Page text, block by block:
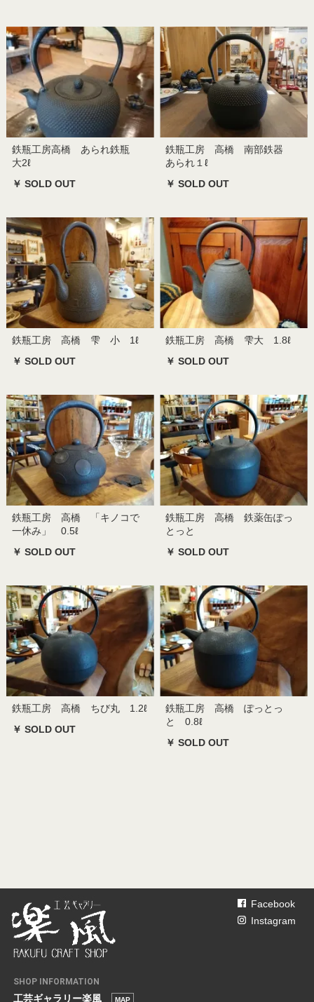
鉄瓶工房高橋 あられ鉄瓶
大2ℓ
￥ SOLD OUT
鉄瓶工房 高橋 南部鉄器
あられ１ℓ
￥ SOLD OUT
鉄瓶工房 高橋 雫 小 1ℓ
￥ SOLD OUT
鉄瓶工房 高橋 雫大 1.8ℓ
￥ SOLD OUT
鉄瓶工房 高橋 「キノコで
一休み」 0.5ℓ
￥ SOLD OUT
鉄瓶工房 高橋 鉄薬缶ぽっ
とっと
￥ SOLD OUT
鉄瓶工房 高橋 ちび丸 1.2ℓ
￥ SOLD OUT
鉄瓶工房 高橋 ぽっとっ
と 0.8ℓ
￥ SOLD OUT
Facebook
Instagram
SHOP INFORMATION
工芸ギャラリー楽風 MAP